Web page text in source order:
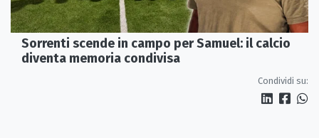
Sorrenti scende in campo per Samuel: il calcio
diventa memoria condivisa
Condividi su: